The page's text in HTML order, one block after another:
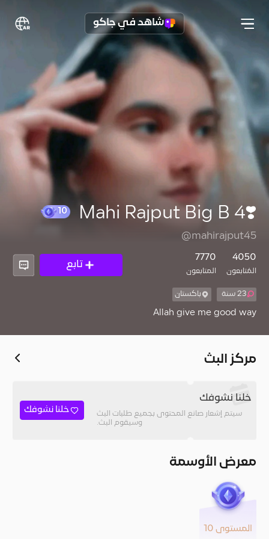
شاهد في جاكو
❣️Mahi Rajput Big B 4
@mahirajput45
4050
المُتابعون
7770
المتابعون
تابع
23 سنة باكستان
Allah give me good way
مركز البث
خلنا نشوفك
سيتم إشعار صانع المحتوى بجميع طلبات البث
وسيقوم البث.
خلنا نشوفك
معرض الأوسمة
المستوى 10